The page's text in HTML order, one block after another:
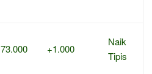
73.000 +1.000
Naik
Tipis